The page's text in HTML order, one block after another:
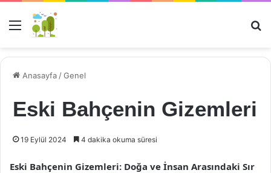
Menü
Anasayfa /Genel
Eski Bahçenin Gizemleri
19 Eylül 2024 4 dakika okuma süresi
Eski Bahçenin Gizemleri: Doğa ve İnsan Arasındaki Sır